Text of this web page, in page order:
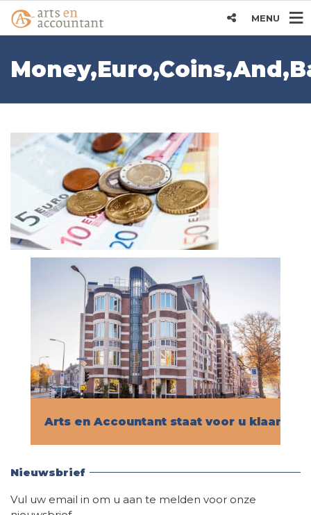
MENU
Arts en Accountant staat voor u klaar!
Nieuwsbrief
Vul uw email in om u aan te melden voor onze